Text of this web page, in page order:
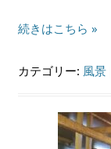
続きはこちら »
カテゴリー: 風景